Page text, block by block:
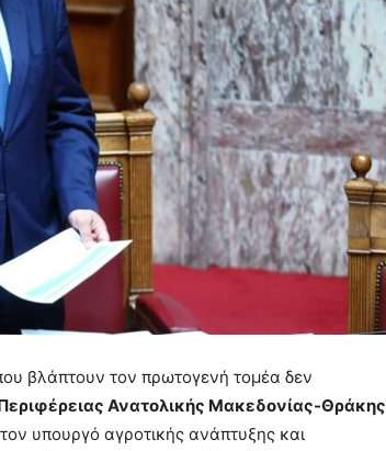
βλάπτουν τον πρωτογενή τομέα δεν
Ανατολικής Μακεδονίας-Θράκης
υπουργό αγροτικής ανάπτυξης και